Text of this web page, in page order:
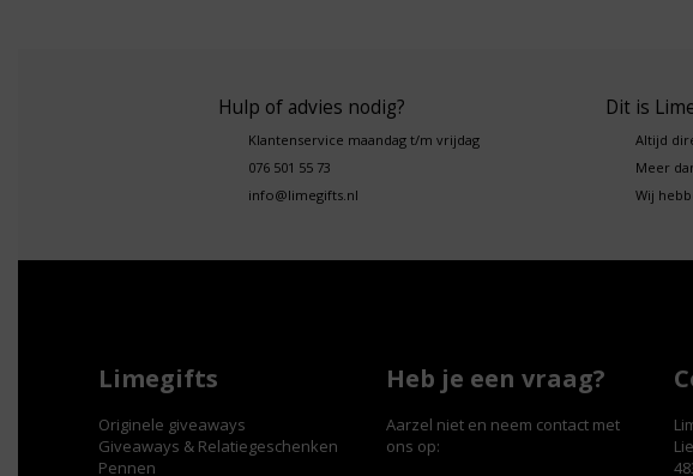
Hulp of advies nodig?
Klantenservice maandag t/m vrijdag
076 501 55 73
info@limegifts.nl
Dit is
Altijd
Meer
Wij
Limegifts
Originele giveaways
Giveaways & Relatiegeschenken
Pennen
Heb je een vraag?
Aarzel niet en neem contact met
ons op: